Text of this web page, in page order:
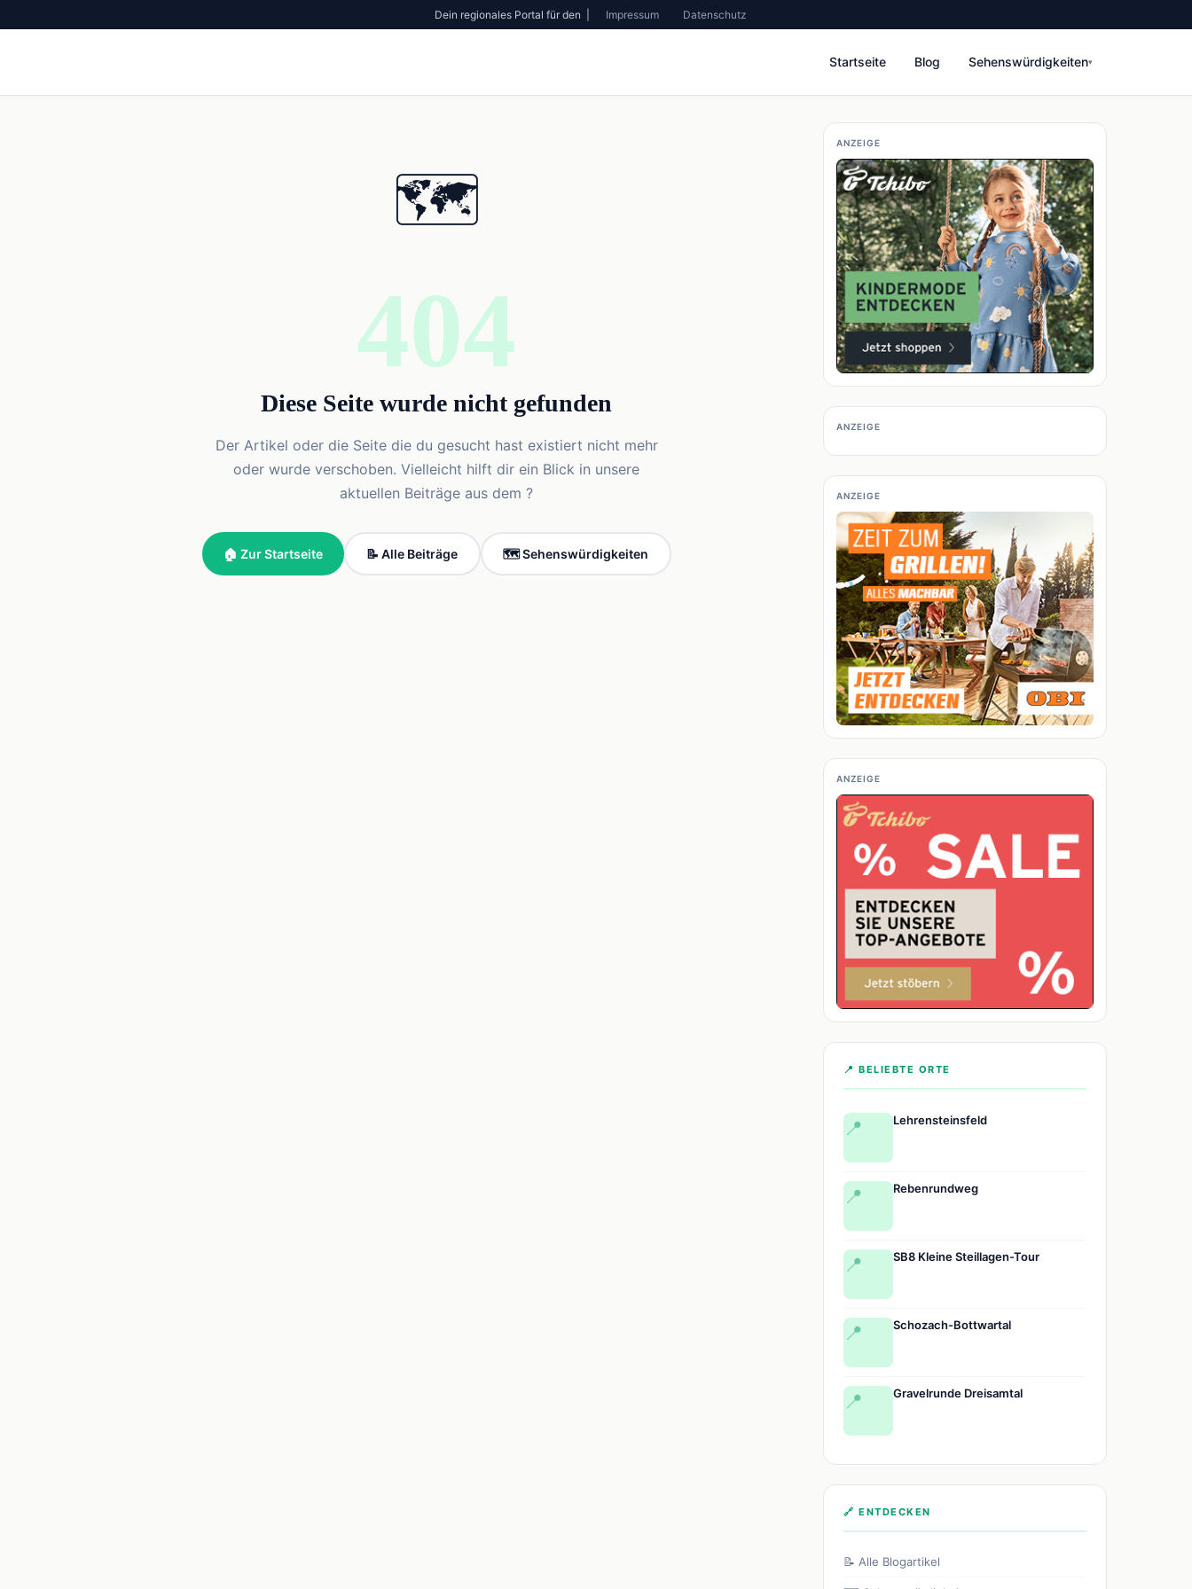
Dein regionales Portal für den | Impressum Datenschutz
Startseite Blog Sehenswürdigkeiten▾
ANZEIGE
ANZEIGE
ANZEIGE
ANZEIGE
📍 BELIEBTE ORTE
📍 Lehrensteinsfeld
📍 Rebenrundweg
📍 SB8 Kleine Steillagen-Tour
📍 Schozach-Bottwartal
📍 Gravelrunde Dreisamtal
🔗 ENTDECKEN
📝 Alle Blogartikel
🗺️
404
Diese Seite wurde nicht gefunden
Der Artikel oder die Seite die du gesucht hast existiert nicht mehr
oder wurde verschoben. Vielleicht hilft dir ein Blick in unsere
aktuellen Beiträge aus dem ?
🏠 Zur Startseite 📝 Alle Beiträge 🗺️ Sehenswürdigkeiten